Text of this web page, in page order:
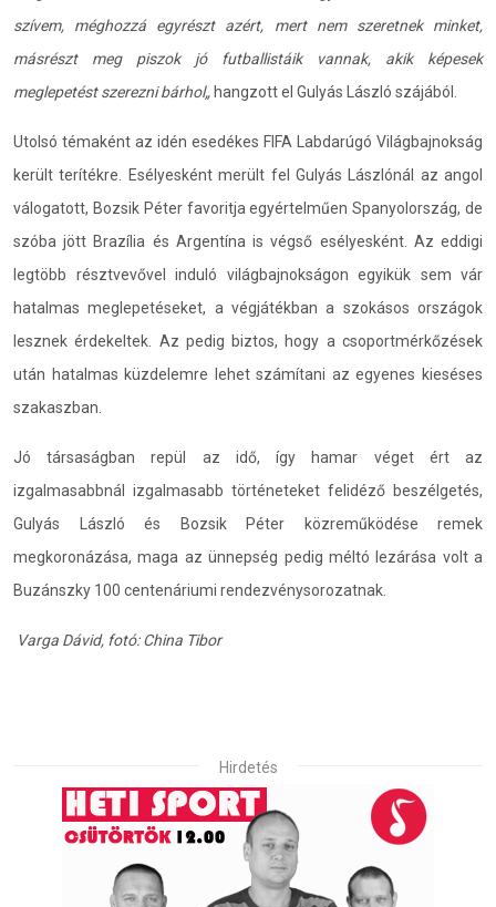
szívem, méghozzá egyrészt azért, mert nem szeretnek minket,
másrészt meg piszok jó futballistáik vannak, akik képesek
meglepetést szerezni bárhol„ hangzott el Gulyás László szájából.
Utolsó témaként az idén esedékes FIFA Labdarúgó Világbajnokság
került terítékre. Esélyesként merült fel Gulyás Lászlónál az angol
válogatott, Bozsik Péter favoritja egyértelműen Spanyolország, de
szóba jött Brazília és Argentína is végső esélyesként. Az eddigi
legtöbb résztvevővel induló világbajnokságon egyikük sem vár
hatalmas meglepetéseket, a végjátékban a szokásos országok
lesznek érdekeltek. Az pedig biztos, hogy a csoportmérkőzések
után hatalmas küzdelemre lehet számítani az egyenes kieséses
szakaszban.
Jó társaságban repül az idő, így hamar véget ért az
izgalmasabbnál izgalmasabb történeteket felidéző beszélgetés,
Gulyás László és Bozsik Péter közreműködése remek
megkoronázása, maga az ünnepség pedig méltó lezárása volt a
Buzánszky 100 centenáriumi rendezvénysorozatnak.
Varga Dávid, fotó: China Tibor
Hirdetés